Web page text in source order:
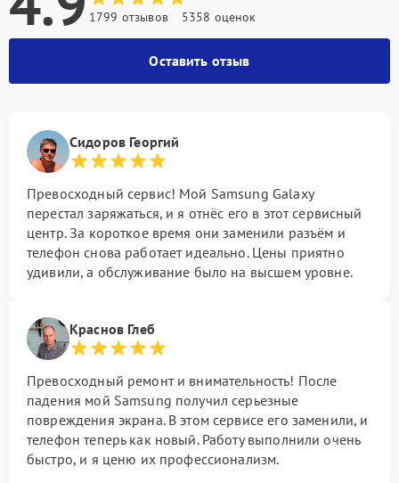
1799 отзывов 5358 оценок
Оставить отзыв
Сидоров Георгий
Превосходный сервис! Мой Samsung Galaxy
перестал заряжаться, и я отнёс его в этот сервисный
центр. За короткое время они заменили разъём и
телефон снова работает идеально. Цены приятно
удивили, а обслуживание было на высшем уровне.
Краснов Глеб
Превосходный ремонт и внимательность! После
падения мой Samsung получил серьезные
повреждения экрана. В этом сервисе его заменили, и
телефон теперь как новый. Работу выполнили очень
быстро, и я ценю их профессионализм.